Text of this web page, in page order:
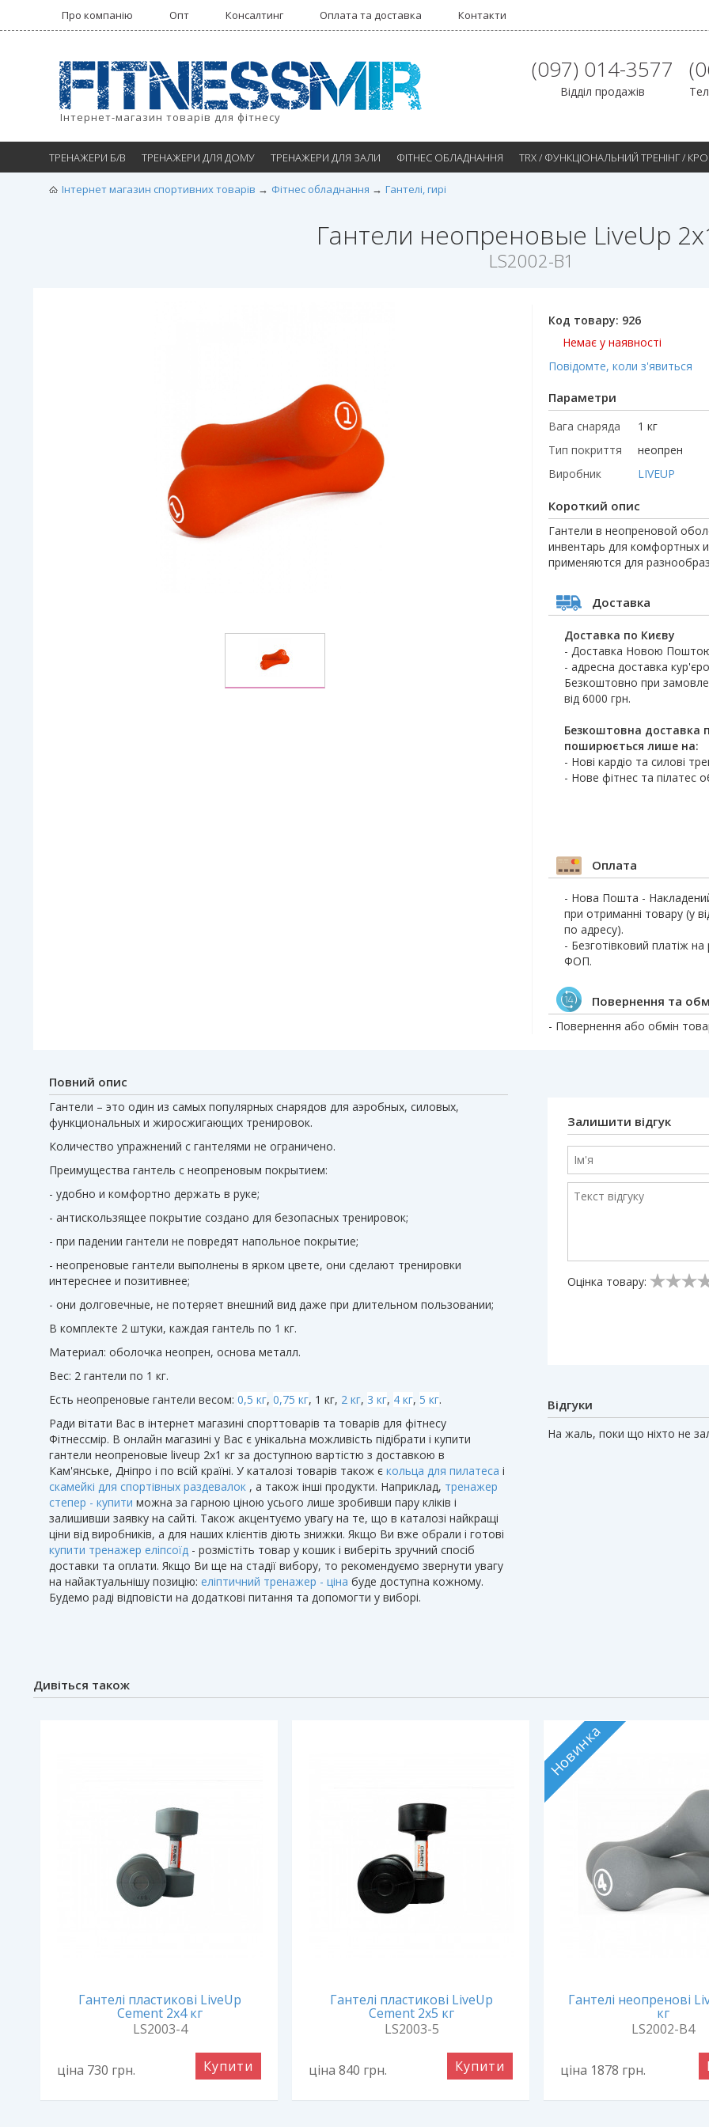
Про компанію Опт Консалтинг Оплата та доставка Контакти
Інтернет-магазин товарів для фітнесу
(097) 014-3577
Відділ продажів
ТРЕНАЖЕРИ Б/В ТРЕНАЖЕРИ ДЛЯ ДОМУ ТРЕНАЖЕРИ ДЛЯ ЗАЛИ ФІТНЕС ОБЛАДНАННЯ TRX / ФУНКЦІОНАЛЬНИЙ ТРЕНІНГ /
Інтернет магазин спортивних товарів Фітнес обладнання Гантелі, гирі
Гантели неопреновые LiveUp
LS2002-B1
Код товару: 926
Немає у наявності
Повідомте, коли з'явиться
Параметри
Вага снаряда
1 кг
Тип покриття
неопрен
Виробник
LIVEUP
Короткий опис
Гантели в неопреновой
инвентарь для комфортных
применяются для
Доставка
Доставка по Києву
- Доставка Новою
- адресна доставка
Безкоштовно при
від 6000 грн.
Безкоштовна доставка
поширюється лише на:
- Нові кардіо та силові
- Нове фітнес та пілатес
Оплата
- Нова Пошта -
при отриманні товару (у
по адресу).
- Безготівковий платіж на
ФОП.
Повернення та
- Повернення або обмін
Повний опис
Гантели – это один из самых популярных снарядов для аэробных, силовых,
функциональных и жиросжигающих тренировок.
Количество упражнений с гантелями не ограничено.
Преимущества гантель с неопреновым покрытием:
- удобно и комфортно держать в руке;
- антискользящее покрытие создано для безопасных тренировок;
- при падении гантели не повредят напольное покрытие;
- неопреновые гантели выполнены в ярком цвете, они сделают тренировки
интереснее и позитивнее;
- они долговечные, не потеряет внешний вид даже при длительном пользовании;
В комплекте 2 штуки, каждая гантель по 1 кг.
Материал: оболочка неопрен, основа металл.
Вес: 2 гантели по 1 кг.
Есть неопреновые гантели весом: 0,5 кг, 0,75 кг, 1 кг, 2 кг, 3 кг, 4 кг, 5 кг.
Ради вітати Вас в інтернет магазині спорттоварів та товарів для фітнесу
Фітнессмір. В онлайн магазині у Вас є унікальна можливість підібрати і купити
гантели неопреновые liveup 2х1 кг за доступною вартістю з доставкою в
Кам'янське, Дніпро і по всій країні. У каталозі товарів також є кольца для пилатеса і
скамейкі для спортівных раздевалок , а також інші продукти. Наприклад, тренажер
степер - купити можна за гарною ціною усього лише зробивши пару кліків і
залишивши заявку на сайті. Також акцентуємо увагу на те, що в каталозі найкращі
ціни від виробників, а для наших клієнтів діють знижки. Якщо Ви вже обрали і готові
купити тренажер еліпсоїд - розмістіть товар у кошик і виберіть зручний спосіб
доставки та оплати. Якщо Ви ще на стадії вибору, то рекомендуємо звернути увагу
на найактуальнішу позицію: еліптичний тренажер - ціна буде доступна кожному.
Будемо раді відповісти на додаткові питання та допомогти у виборі.
Залишити відгук
Оцінка товару:
Відгуки
На жаль, поки що ніхто не
Дивіться також
Гантелі пластикові LiveUp
Cement 2х4 кг
LS2003-4
ціна 730 грн. Купити
Гантелі пластикові LiveUp
Cement 2х5 кг
LS2003-5
ціна 840 грн. Купити
Новинка
Гантелі неопренові
кг
LS2002-B4
ціна 1878 грн.